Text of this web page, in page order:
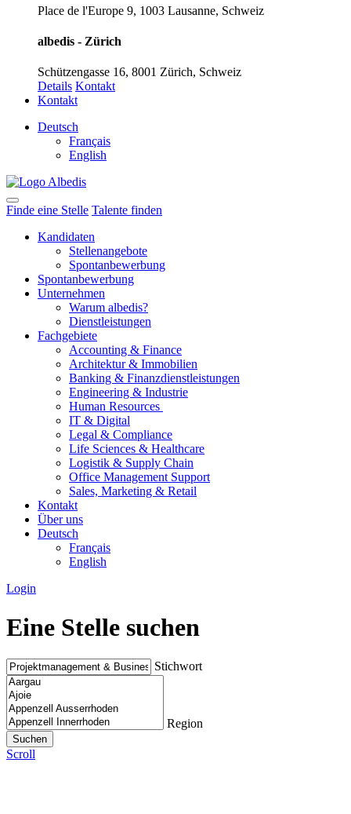
Place de l'Europe 9, 1003 Lausanne, Schweiz
albedis - Zürich
Schützengasse 16, 8001 Zürich, Schweiz
Details Kontakt
Kontakt
Deutsch
Français
English
Finde eine Stelle Talente finden
Kandidaten
Stellenangebote
Spontanbewerbung
Spontanbewerbung
Unternehmen
Warum albedis?
Dienstleistungen
Fachgebiete
Accounting & Finance
Architektur & Immobilien
Banking & Finanzdienstleistungen
Engineering & Industrie
Human Resources
IT & Digital
Legal & Compliance
Life Sciences & Healthcare
Logistik & Supply Chain
Office Management Support
Sales, Marketing & Retail
Kontakt
Über uns
Deutsch
Français
English
Login
Eine Stelle suchen
Stichwort
Region
Scroll